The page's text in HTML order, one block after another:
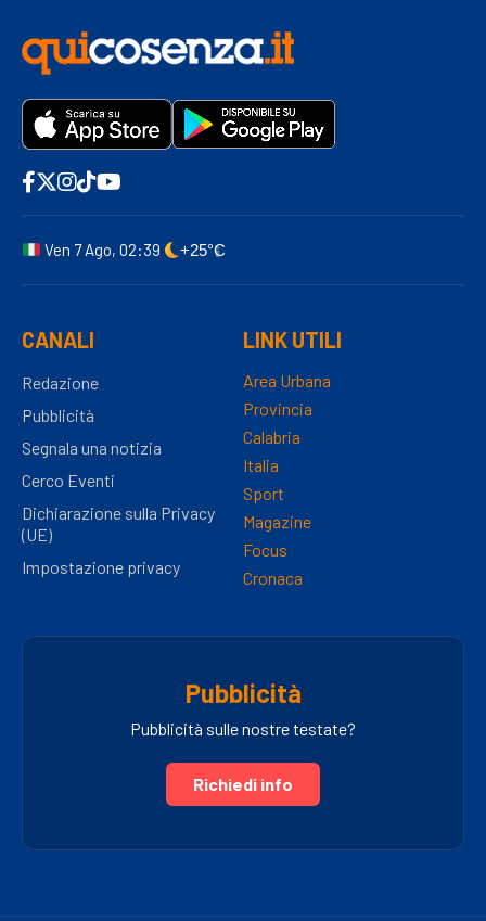
Ven 7 Ago, 02:39 +25°C
CANALI
Redazione
Pubblicità
Segnala una notizia
Cerco Eventi
Dichiarazione sulla Privacy
(UE)
Impostazione privacy
LINK UTILI
Area Urbana
Provincia
Calabria
Italia
Sport
Magazine
Focus
Cronaca
Pubblicità
Pubblicità sulle nostre testate?
Richiedi info